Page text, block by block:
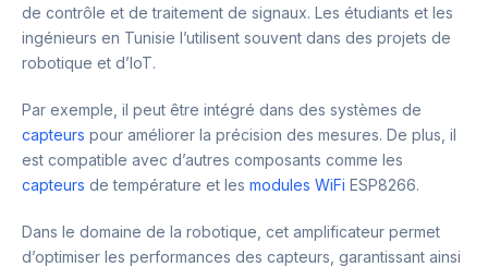
de contrôle et de traitement de signaux. Les étudiants et les
ingénieurs en Tunisie l’utilisent souvent dans des projets de
robotique et d’IoT.
Par exemple, il peut être intégré dans des systèmes de
capteurs pour améliorer la précision des mesures. De plus, il
est compatible avec d’autres composants comme les
capteurs de température et les modules WiFi ESP8266.
Dans le domaine de la robotique, cet amplificateur permet
d’optimiser les performances des capteurs, garantissant ainsi